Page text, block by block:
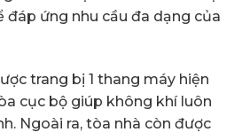
đáp ứng nhu cầu đa dạng của
trang bị 1 thang máy hiện
cục bộ giúp không khí luôn
Ngoài ra, tòa nhà còn được